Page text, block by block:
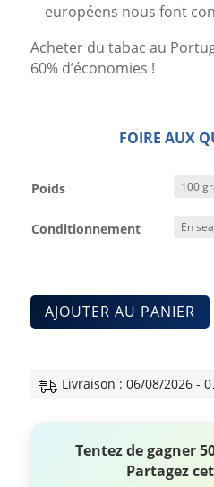
européens nous font
Acheter du tabac au
60% d’économies !
FOIRE AUX
Poids
Conditionnement
AJOUTER AU PANIER
Livraison : 06/08/2026 -
Tentez de gagner
Partagez